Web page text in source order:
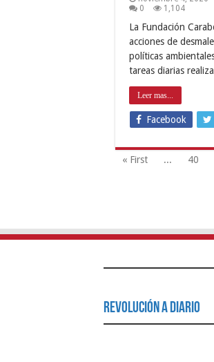
0
1,104
La Fundación
acciones de
políticas
tareas diarias
Leer mas...
Facebook
« First ... 40
Revolución a Diario